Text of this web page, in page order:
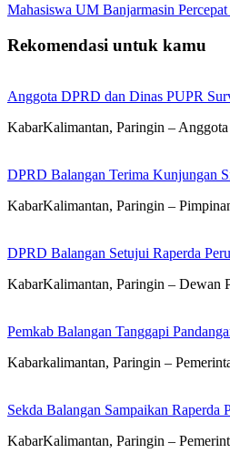
Mahasiswa UM Banjarmasin
Rekomendasi untuk kamu
Anggota DPRD dan Dinas PUPR
KabarKalimantan, Paringin –
DPRD Balangan Terima Kunjungan
KabarKalimantan, Paringin –
DPRD Balangan Setujui Raperda
KabarKalimantan, Paringin – Dewan
Pemkab Balangan Tanggapi
Kabarkalimantan, Paringin –
Sekda Balangan Sampaikan Raperda
KabarKalimantan, Paringin –